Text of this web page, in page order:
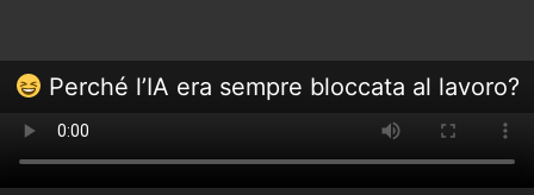
Perché l’IA era sempre bloccata al lavoro?